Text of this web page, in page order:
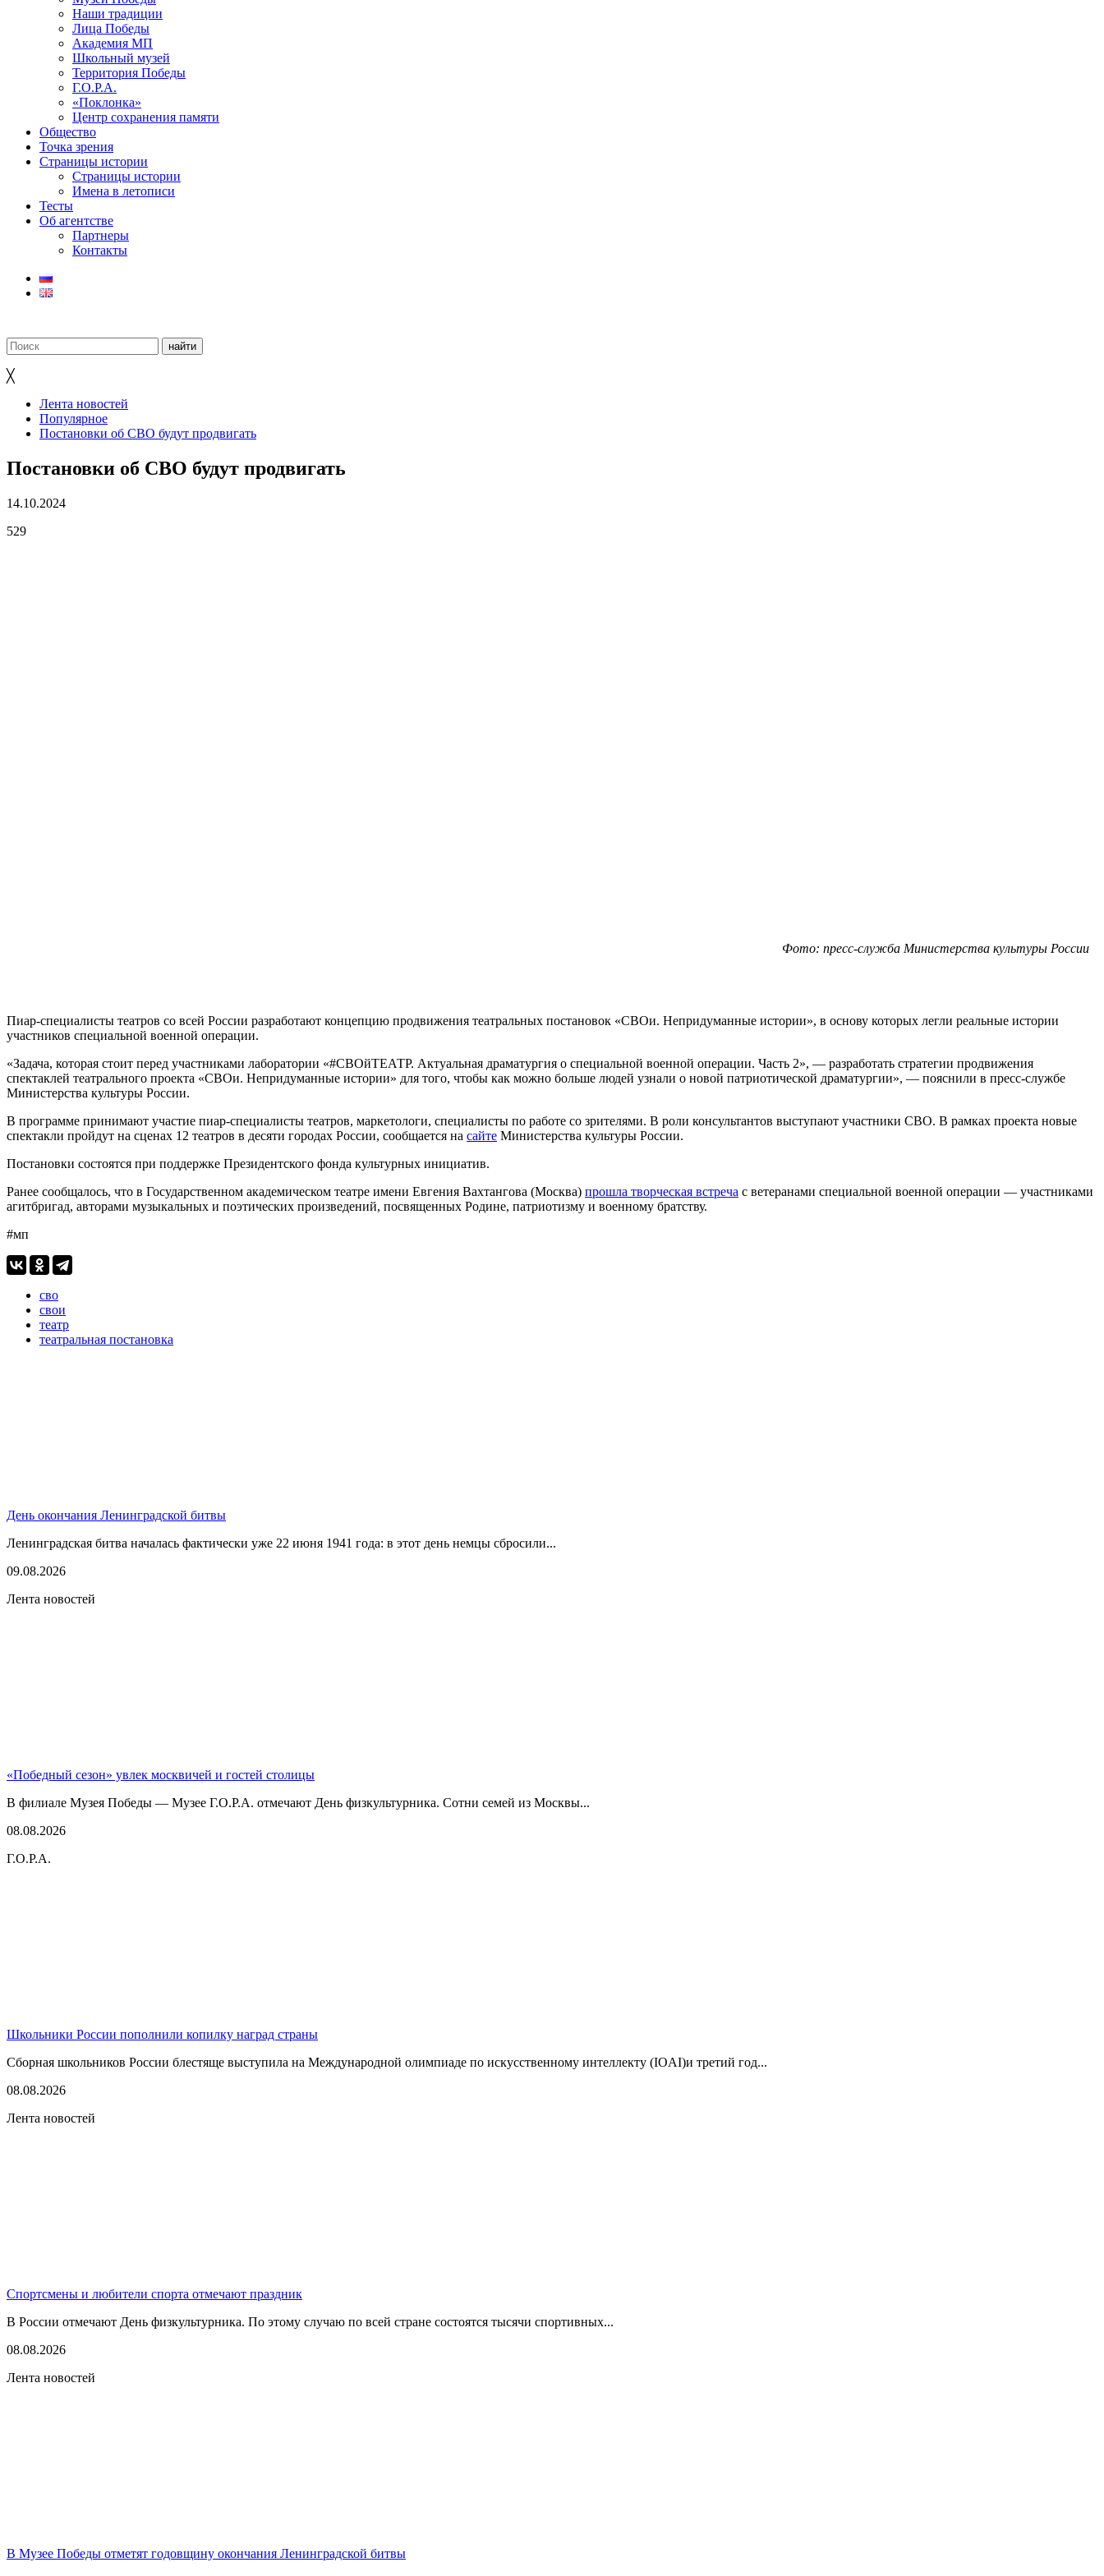
Наши традиции
Лица Победы
Академия МП
Школьный музей
Территория Победы
Г.О.Р.А.
«Поклонка»
Центр сохранения памяти
Общество
Точка зрения
Страницы истории
Страницы истории
Имена в летописи
Тесты
Об агентстве
Партнеры
Контакты
╳
Лента новостей
Популярное
Постановки об СВО будут продвигать
Постановки об СВО будут продвигать
14.10.2024
529
Фото: пресс-служба Министерства культуры России
Пиар-специалисты театров со всей России разработают концепцию продвижения театральных постановок «СВОи. Непридуманные истории», в основу которых легли реальные истории
участников специальной военной операции.
«Задача, которая стоит перед участниками лаборатории «#СВОйТЕАТР. Актуальная драматургия о специальной военной операции. Часть 2», — разработать стратегии продвижения
спектаклей театрального проекта «СВОи. Непридуманные истории» для того, чтобы как можно больше людей узнали о новой патриотической драматургии», — пояснили в пресс-службе
Министерства культуры России.
В программе принимают участие пиар-специалисты театров, маркетологи, специалисты по работе со зрителями. В роли консультантов выступают участники СВО. В рамках проекта новые
спектакли пройдут на сценах 12 театров в десяти городах России, сообщается на сайте Министерства культуры России.
Постановки состоятся при поддержке Президентского фонда культурных инициатив.
Ранее сообщалось, что в Государственном академическом театре имени Евгения Вахтангова (Москва) прошла творческая встреча с ветеранами специальной военной операции — участниками
агитбригад, авторами музыкальных и поэтических произведений, посвященных Родине, патриотизму и военному братству.
#мп
сво
свои
театр
театральная постановка
День окончания Ленинградской битвы
Ленинградская битва началась фактически уже 22 июня 1941 года: в этот день немцы сбросили...
09.08.2026
Лента новостей
«Победный сезон» увлек москвичей и гостей столицы
В филиале Музея Победы — Музее Г.О.Р.А. отмечают День физкультурника. Сотни семей из Москвы...
08.08.2026
Г.О.Р.А.
Школьники России пополнили копилку наград страны
Сборная школьников России блестяще выступила на Международной олимпиаде по искусственному интеллекту (IOAI)и третий год...
08.08.2026
Лента новостей
Спортсмены и любители спорта отмечают праздник
В России отмечают День физкультурника. По этому случаю по всей стране состоятся тысячи спортивных...
08.08.2026
Лента новостей
В Музее Победы отметят годовщину окончания Ленинградской битвы